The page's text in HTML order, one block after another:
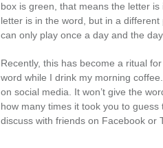
box is green, that means the letter
letter is in the word, but in a
can only play once a day and the
Recently, this has become a ritual
word while I drink my morning
on social media. It won’t give the
how many times it took you to
discuss with friends on Facebook or